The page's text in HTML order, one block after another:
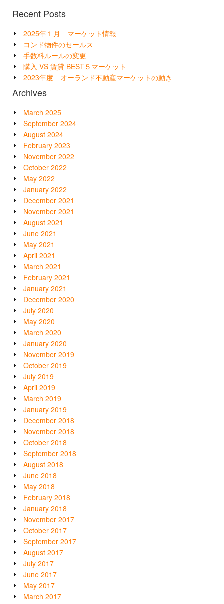
Recent Posts
2025年１月 マーケット情報
コンド物件のセールス
手数料ルールの変更
購入 VS 賃貸 BEST５マーケット
2023年度 オーランド不動産マーケットの動き
Archives
March 2025
September 2024
August 2024
February 2023
November 2022
October 2022
May 2022
January 2022
December 2021
November 2021
August 2021
June 2021
May 2021
April 2021
March 2021
February 2021
January 2021
December 2020
July 2020
May 2020
March 2020
January 2020
November 2019
October 2019
July 2019
April 2019
March 2019
January 2019
December 2018
November 2018
October 2018
September 2018
August 2018
June 2018
May 2018
February 2018
January 2018
November 2017
October 2017
September 2017
August 2017
July 2017
June 2017
May 2017
March 2017